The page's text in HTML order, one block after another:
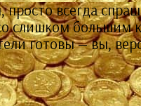
всегда
слишком большим
готовы — вы,